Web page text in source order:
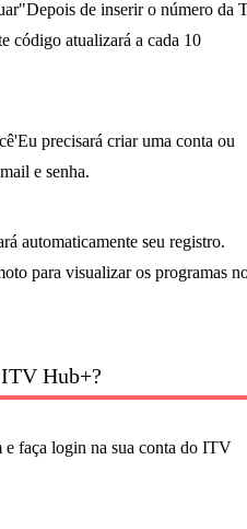
de inserir o número da
código atualizará a cada 10
precisará criar uma conta ou
e senha.
automaticamente seu registro.
para visualizar os programas
Hub+?
faça login na sua conta do ITV